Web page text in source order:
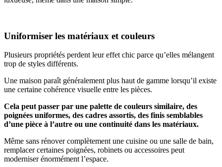
Uniformiser les matériaux et couleurs
Plusieurs propriétés perdent leur effet chic parce qu’elles mélangent
trop de styles différents.
Une maison paraît généralement plus haut de gamme lorsqu’il existe
une certaine cohérence visuelle entre les pièces.
Cela peut passer par une palette de couleurs similaire, des
poignées uniformes, des cadres assortis, des finis semblables
d’une pièce à l’autre ou une continuité dans les matériaux.
Même sans rénover complètement une cuisine ou une salle de bain,
remplacer certaines poignées, robinets ou accessoires peut
moderniser énormément l’espace.